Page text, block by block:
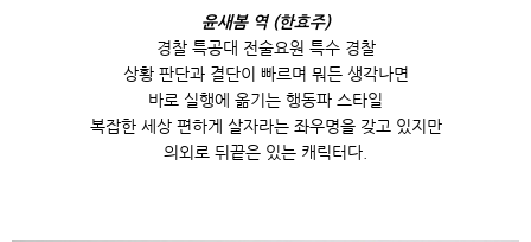
윤새봄 역 (한효주)
경찰 특공대 전술요원 특수 경찰
상황 판단과 결단이 빠르며 뭐든 생각나면
바로 실행에 옮기는 행동파 스타일
복잡한 세상 편하게 살자라는 좌우명을 갖고 있지만
의외로 뒤끝은 있는 캐릭터다.